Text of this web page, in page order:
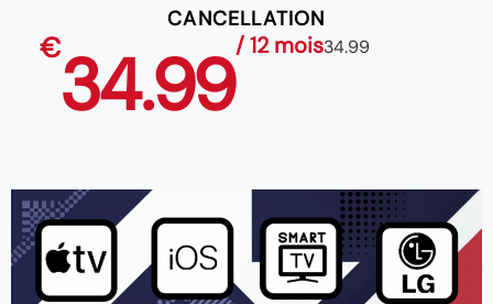
CANCELLATION
€34.99/ 12 mois34.99